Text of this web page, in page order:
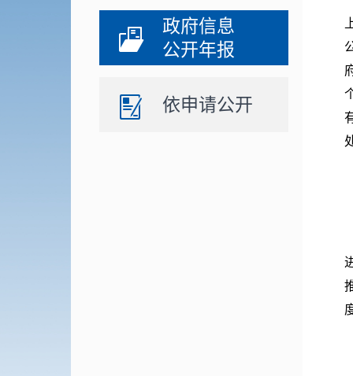
政府信息
公开年报
依申请公开